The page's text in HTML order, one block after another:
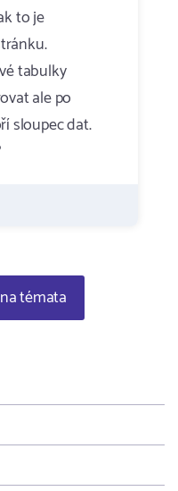
to je
tabulky
ale po
sloupec dat.
témata